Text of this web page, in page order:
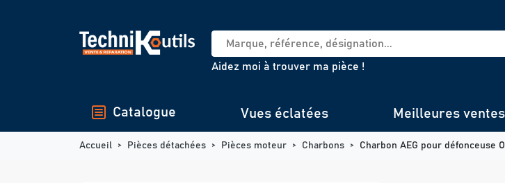
Aidez moi à trouver ma pièce !
Catalogue Vues éclatées Meilleures ventes
Accueil Pièces détachées Pièces moteur Charbons Charbon AEG pour défonceuse